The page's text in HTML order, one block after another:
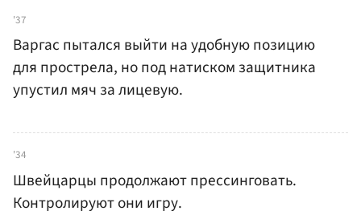
'37
Варгас пытался выйти на удобную позицию
для прострела, но под натиском защитника
упустил мяч за лицевую.
'34
Швейцарцы продолжают прессинговать.
Контролируют они игру.